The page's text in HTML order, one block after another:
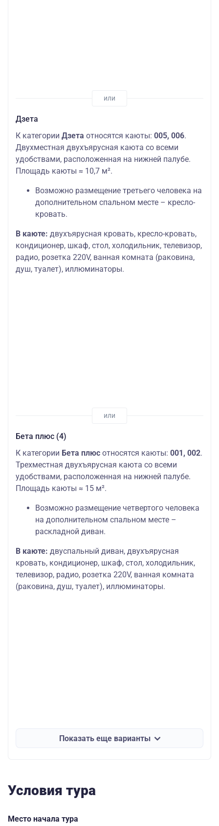
Дзета
К категории Дзета относятся каюты: 005, 006.
Двухместная двухъярусная каюта со всеми
удобствами, расположенная на нижней палубе.
Площадь каюты ≈ 10,7 м².
Возможно размещение третьего человека на
дополнительном спальном месте – кресло-
кровать.
В каюте: двухъярусная кровать, кресло-кровать,
кондиционер, шкаф, стол, холодильник, телевизор,
радио, розетка 220V, ванная комната (раковина,
душ, туалет), иллюминаторы.
Бета плюс (4)
К категории Бета плюс относятся каюты: 001, 002.
Трехместная двухъярусная каюта со всеми
удобствами, расположенная на нижней палубе.
Площадь каюты ≈ 15 м².
Возможно размещение четвертого человека
на дополнительном спальном месте –
раскладной диван.
В каюте: двуспальный диван, двухъярусная
кровать, кондиционер, шкаф, стол, холодильник,
телевизор, радио, розетка 220V, ванная комната
(раковина, душ, туалет), иллюминаторы.
Показать еще варианты
Условия тура
Место начала тура